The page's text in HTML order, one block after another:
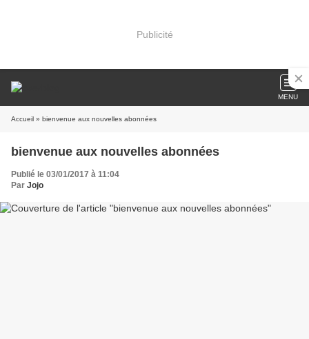
Publicité
MENU
Accueil » bienvenue aux nouvelles abonnées
bienvenue aux nouvelles abonnées
Publié le 03/01/2017 à 11:04
Par Jojo